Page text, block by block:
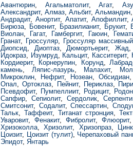
Авантюрин, Агальматолит, Агат,
Александрит,Алмаз,Альбит,Альмандин
Андрадит, Анортит, Апатит, Апофиллит,
Бирюза, Бовенит, Бразилианит, Брукит,
Виолан, Гагат, Гамбергит, Гаюин,
Гранат, Гроссуляр, Гроссуляр массивный
Диопсид, Диоптаз,Дюмортьерит,Жад
Идокраз, Изумруд, Кальцит, Касситерит,
Кордиерит, Корнерупин, Корунд,
камень, Ляпис-лазурь, Малахит,
Микроклин, Нефрит, Нозеан,Обсидиан
Опал,Ортоклаз, Пейнит, Периклаз,
Псевдофит, Пумпеллиит, Родицит,
Сапфир, Сепиолит, Сердолик,
Смитсонит, Содалит,Спессартин,
Тальк, Таффеит, Титанат стронция,
Уваровит, Фенакит, Фибролит, Флюорит
Хризоколла,Хризолит, Хризопраз,
Цоизит, Цоизит (тулит), Черепаховый
Эпидот, Янтарь